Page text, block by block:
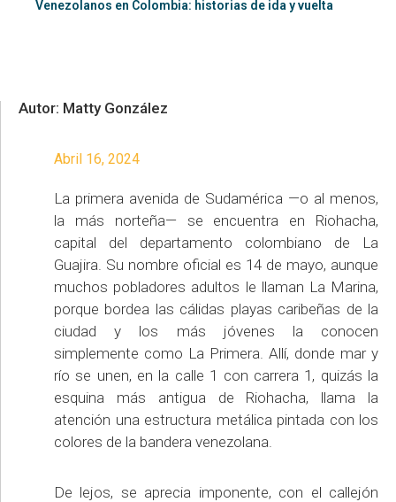
Venezolanos en Colombia: historias de ida y vuelta
Autor: Matty González
Abril 16, 2024
La primera avenida de Sudamérica —o al menos,
la más norteña— se encuentra en Riohacha,
capital del departamento colombiano de La
Guajira. Su nombre oficial es 14 de mayo, aunque
muchos pobladores adultos le llaman La Marina,
porque bordea las cálidas playas caribeñas de la
ciudad y los más jóvenes la conocen
simplemente como La Primera. Allí, donde mar y
río se unen, en la calle 1 con carrera 1, quizás la
esquina más antigua de Riohacha, llama la
atención una estructura metálica pintada con los
colores de la bandera venezolana.
De lejos, se aprecia imponente, con el callejón